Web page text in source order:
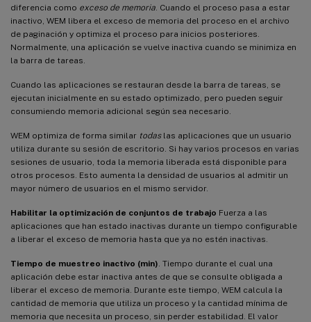
diferencia como exceso de memoria . Cuando el proceso pasa a estar
inactivo, WEM libera el exceso de memoria del proceso en el archivo
de paginación y optimiza el proceso para inicios posteriores.
Normalmente, una aplicación se vuelve inactiva cuando se minimiza en
la barra de tareas.
Cuando las aplicaciones se restauran desde la barra de tareas, se
ejecutan inicialmente en su estado optimizado, pero pueden seguir
consumiendo memoria adicional según sea necesario.
WEM optimiza de forma similar todaslas aplicaciones que un usuario
utiliza durante su sesión de escritorio. Si hay varios procesos en varias
sesiones de usuario, toda la memoria liberada está disponible para
otros procesos. Esto aumenta la densidad de usuarios al admitir un
mayor número de usuarios en el mismo servidor.
Habilitar la optimización de conjuntos de trabajo Fuerza a las
aplicaciones que han estado inactivas durante un tiempo configurable
a liberar el exceso de memoria hasta que ya no estén inactivas.
Tiempo de muestreo inactivo (min) . Tiempo durante el cual una
aplicación debe estar inactiva antes de que se consulte obligada a
liberar el exceso de memoria. Durante este tiempo, WEM calcula la
cantidad de memoria que utiliza un proceso y la cantidad mínima de
memoria que necesita un proceso, sin perder estabilidad. El valor